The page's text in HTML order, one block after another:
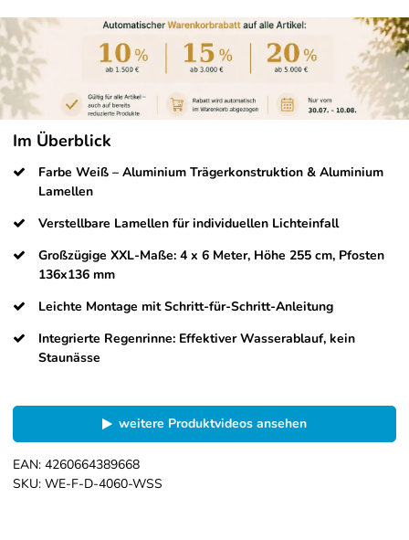
Im Überblick
Farbe Weiß – Aluminium Trägerkonstruktion & Aluminium
Lamellen
Verstellbare Lamellen für individuellen Lichteinfall
Großzügige XXL-Maße: 4 x 6 Meter, Höhe 255 cm, Pfosten
136x136 mm
Leichte Montage mit Schritt-für-Schritt-Anleitung
Integrierte Regenrinne: Effektiver Wasserablauf, kein
Staunässe
weitere Produktvideos ansehen
EAN: 4260664389668
SKU: WE-F-D-4060-WSS